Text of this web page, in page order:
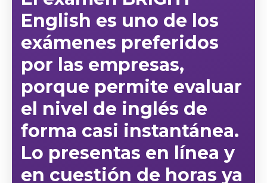
English es uno de los
exámenes preferidos
por las empresas,
porque permite evaluar
el nivel de inglés de
forma casi instantánea.
Lo presentas en línea y
en cuestión de horas ya